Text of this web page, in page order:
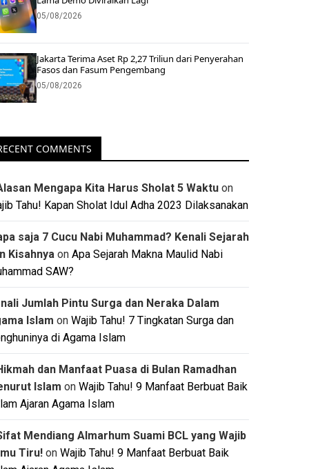
05/08/2026
Jakarta Terima Aset Rp 2,27 Triliun dari Penyerahan
Fasos dan Fasum Pengembang
05/08/2026
COMMENTS
Mengapa Kita Harus Sholat 5 Waktu on
Tahu! Kapan Sholat Idul Adha 2023 Dilaksanakan
saja 7 Cucu Nabi Muhammad? Kenali Sejarah
Kisahnya on Apa Sejarah Makna Maulid Nabi
SAW?
Jumlah Pintu Surga dan Neraka Dalam
Islam on Wajib Tahu! 7 Tingkatan Surga dan
di Agama Islam
dan Manfaat Puasa di Bulan Ramadhan
Islam on Wajib Tahu! 9 Manfaat Berbuat Baik
Ajaran Agama Islam
Mendiang Almarhum Suami BCL yang Wajib
Tiru! on Wajib Tahu! 9 Manfaat Berbuat Baik